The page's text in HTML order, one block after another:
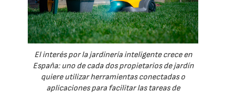
El interés por la jardinería inteligente crece en
España: uno de cada dos propietarios de jardín
quiere utilizar herramientas conectadas o
aplicaciones para facilitar las tareas de